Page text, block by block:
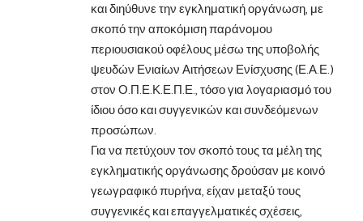
και διηύθυνε την εγκληματική οργάνωση, με
σκοπό την αποκόμιση παράνομου
περιουσιακού οφέλους μέσω της υποβολής
ψευδών Ενιαίων Αιτήσεων Ενίσχυσης (Ε.Α.Ε.)
στον Ο.Π.Ε.Κ.Ε.Π.Ε., τόσο για λογαριασμό του
ίδιου όσο και συγγενικών και συνδεόμενων
προσώπων.
Για να πετύχουν τον σκοπό τους τα μέλη της
εγκληματικής οργάνωσης δρούσαν με κοινό
γεωγραφικό πυρήνα, είχαν μεταξύ τους
συγγενικές και επαγγελματικές σχέσεις,